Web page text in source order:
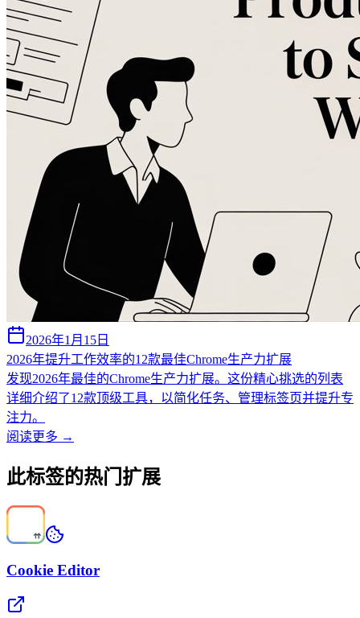
2026年1月15日
2026年提升工作效率的12款最佳Chrome生产力扩展
发现2026年最佳的Chrome生产力扩展。这份精心挑选的列表
详细介绍了12款顶级工具，以简化任务、管理标签页并提升专
注力。
阅读更多 →
此标签的热门扩展
Cookie Editor